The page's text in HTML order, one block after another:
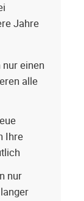
Jahre
nur einen
alle
Ihre
nur